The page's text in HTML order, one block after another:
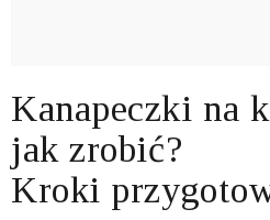
Kanapeczki na
jak zrobić?
Kroki